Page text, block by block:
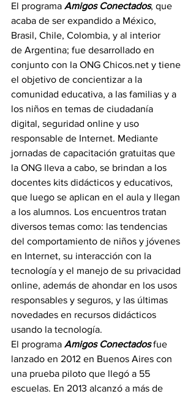
El programa Amigos Conectados, que
acaba de ser expandido a México,
Brasil, Chile, Colombia, y al interior
de Argentina; fue desarrollado en
conjunto con la ONG Chicos.net y tiene
el objetivo de concientizar a la
comunidad educativa, a las familias y a
los niños en temas de ciudadanía
digital, seguridad online y uso
responsable de Internet. Mediante
jornadas de capacitación gratuitas que
la ONG lleva a cabo, se brindan a los
docentes kits didácticos y educativos,
que luego se aplican en el aula y llegan
a los alumnos. Los encuentros tratan
diversos temas como: las tendencias
del comportamiento de niños y jóvenes
en Internet, su interacción con la
tecnología y el manejo de su privacidad
online, además de ahondar en los usos
responsables y seguros, y las últimas
novedades en recursos didácticos
usando la tecnología.
El programa Amigos Conectados fue
lanzado en 2012 en Buenos Aires con
una prueba piloto que llegó a 55
escuelas. En 2013 alcanzó a más de